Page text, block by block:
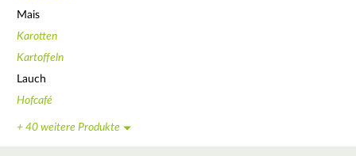
Mais
Karotten
Kartoffeln
Lauch
Hofcafé
+ 40 weitere Produkte